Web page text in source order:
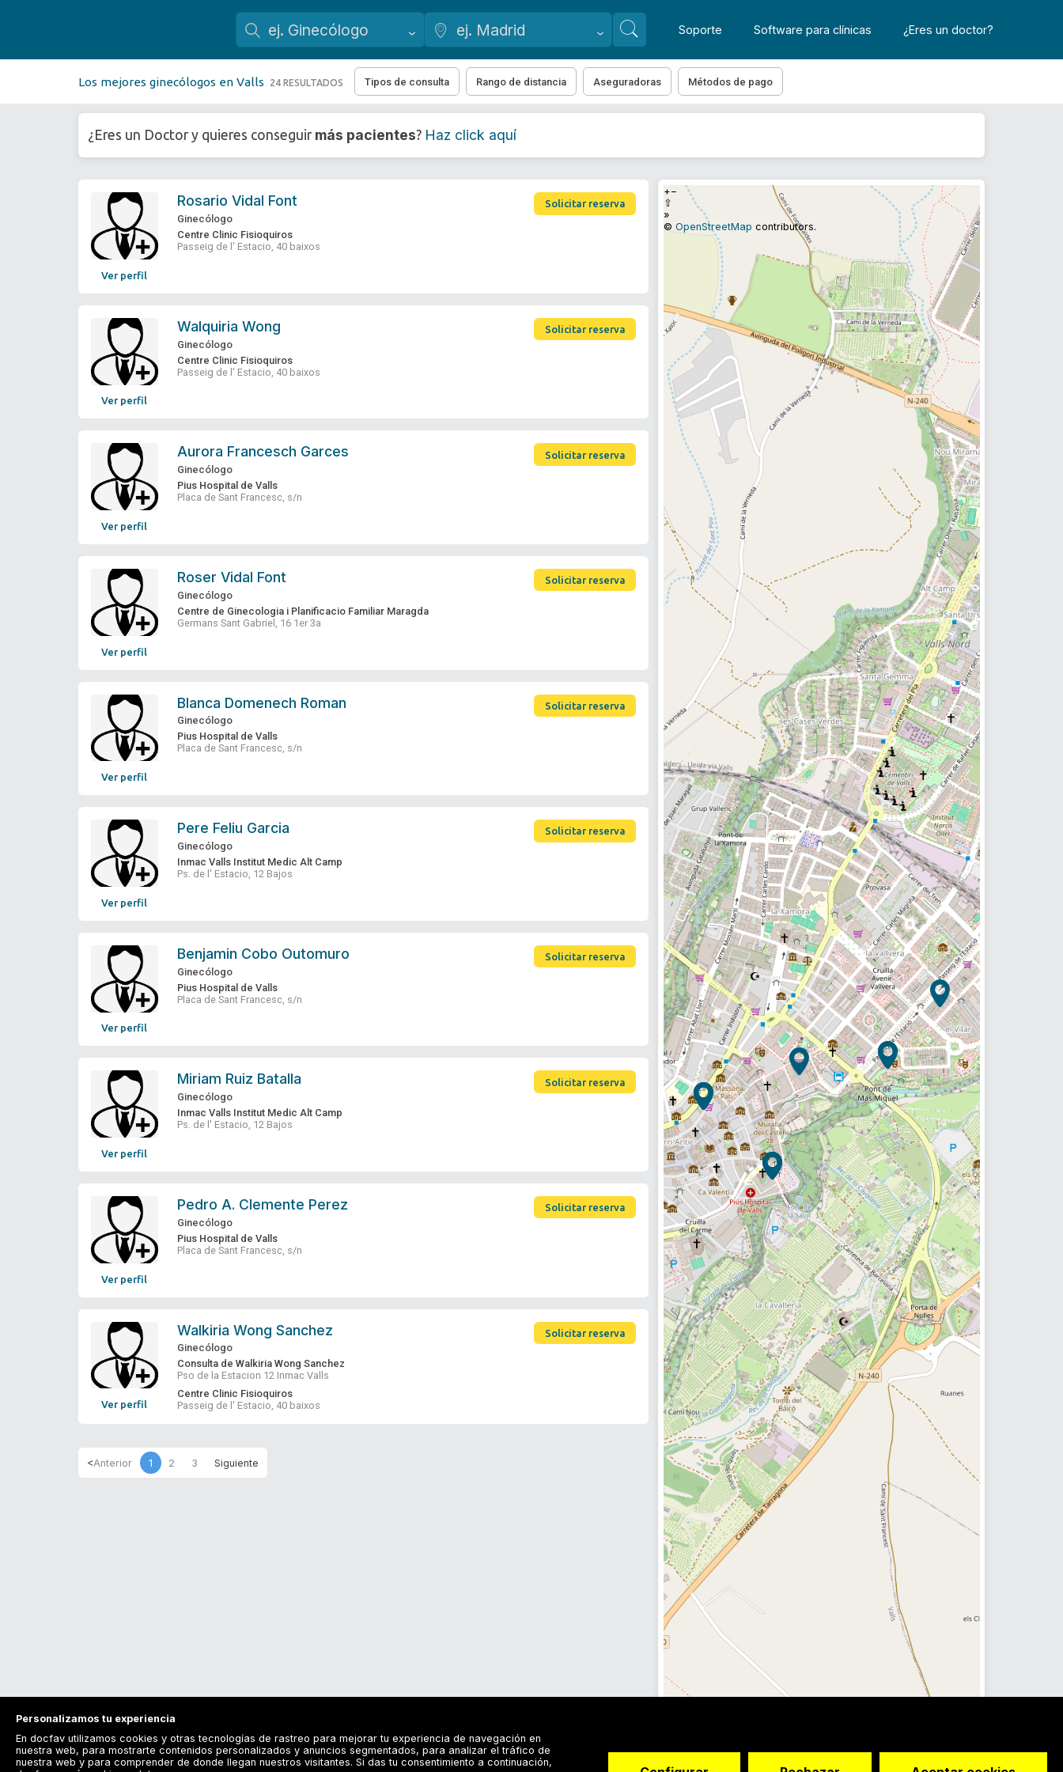
Soporte Software para clínicas ¿Eres un doctor?
Los mejores ginecólogos en Valls 24 RESULTADOS Tipos de consulta Rango de distancia Aseguradoras Métodos de pago
¿Eres un Doctor y quieres conseguir más pacientes? Haz click aquí
Ver perfil
Rosario Vidal Font Solicitar reserva
Ginecólogo
Centre Clinic Fisioquiros
Passeig de l' Estacio, 40 baixos
Ver perfil
Walquiria Wong Solicitar reserva
Ginecólogo
Centre Clinic Fisioquiros
Passeig de l' Estacio, 40 baixos
Ver perfil
Aurora Francesch Garces Solicitar reserva
Ginecólogo
Pius Hospital de Valls
Placa de Sant Francesc, s/n
Ver perfil
Roser Vidal Font Solicitar reserva
Ginecólogo
Centre de Ginecologia i Planificacio Familiar Maragda
Germans Sant Gabriel, 16 1er 3a
Ver perfil
Blanca Domenech Roman Solicitar reserva
Ginecólogo
Pius Hospital de Valls
Placa de Sant Francesc, s/n
Ver perfil
Pere Feliu Garcia Solicitar reserva
Ginecólogo
Inmac Valls Institut Medic Alt Camp
Ps. de l' Estacio, 12 Bajos
Ver perfil
Benjamin Cobo Outomuro Solicitar reserva
Ginecólogo
Pius Hospital de Valls
Placa de Sant Francesc, s/n
Ver perfil
Miriam Ruiz Batalla Solicitar reserva
Ginecólogo
Inmac Valls Institut Medic Alt Camp
Ps. de l' Estacio, 12 Bajos
Ver perfil
Pedro A. Clemente Perez Solicitar reserva
Ginecólogo
Pius Hospital de Valls
Placa de Sant Francesc, s/n
Ver perfil
Walkiria Wong Sanchez Solicitar reserva
Ginecólogo
Consulta de Walkiria Wong Sanchez
Pso de la Estacion 12 Inmac Valls
Centre Clinic Fisioquiros
Passeig de l' Estacio, 40 baixos
1 2 3
+−
⇧
»
© OpenStreetMap contributors.
Personalizamos tu experiencia
En docfav utilizamos cookies y otras tecnologías de rastreo para mejorar tu experiencia de navegación en
nuestra web, para mostrarte contenidos personalizados y anuncios segmentados, para analizar el tráfico de
nuestra web y para comprender de donde llegan nuestros visitantes. Si das tu consentimiento a continuación,